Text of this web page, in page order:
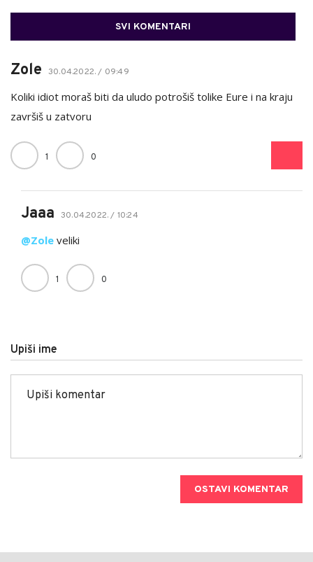
SVI KOMENTARI
Zole 30.04.2022. / 09:49
Koliki idiot moraš biti da uludo potrošiš tolike Eure i na kraju
završiš u zatvoru
1 0
Jaaa 30.04.2022. / 10:24
@Zole veliki
1 0
Upiši ime
OSTAVI KOMENTAR